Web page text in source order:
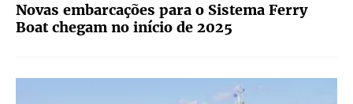
Novas embarcações para o Sistema Ferry
Boat chegam no início de 2025